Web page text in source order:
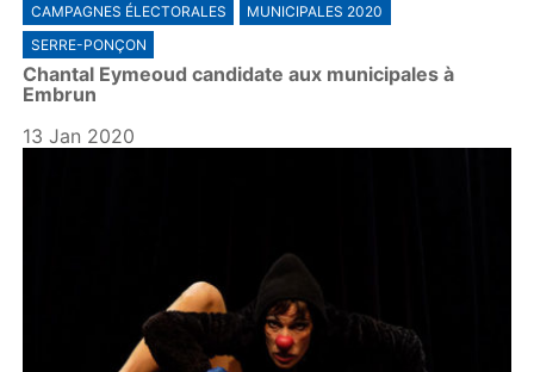
CAMPAGNES ÉLECTORALES
MUNICIPALES 2020
SERRE-PONÇON
Chantal Eymeoud candidate aux municipales à
Embrun
13 Jan 2020